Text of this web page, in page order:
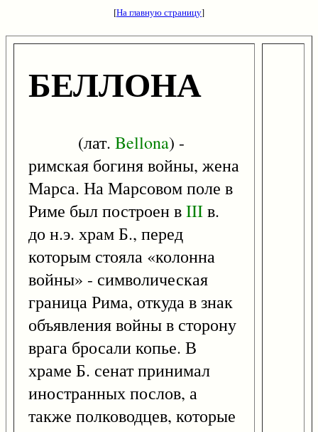
[На главную страницу]
БЕЛЛОНА
(лат. Bellona) -
римская богиня войны, жена
Марса. На Марсовом поле в
Риме был построен вIIIв.
до н.э. храм Б., перед
которым стояла «колонна
войны» - символическая
граница Рима, откуда в знак
объявления войны в сторону
врага бросали копье. В
храме Б. сенат принимал
иностранных послов, а
также полководцев, которые